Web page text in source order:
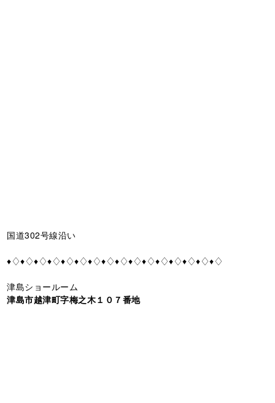
国道302号線沿い
♦♢♦♢♦♢♦♢♦♢♦♢♦♢♦♢♦♢♦♢♦♢♦♢♦♢♦♢♦♢♦♢
津島ショールーム
津島市越津町字梅之木１０７番地